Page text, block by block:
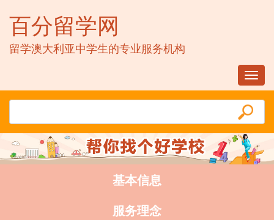
百分留学网
留学澳大利亚中学生的专业服务机构
基本信息
服务理念